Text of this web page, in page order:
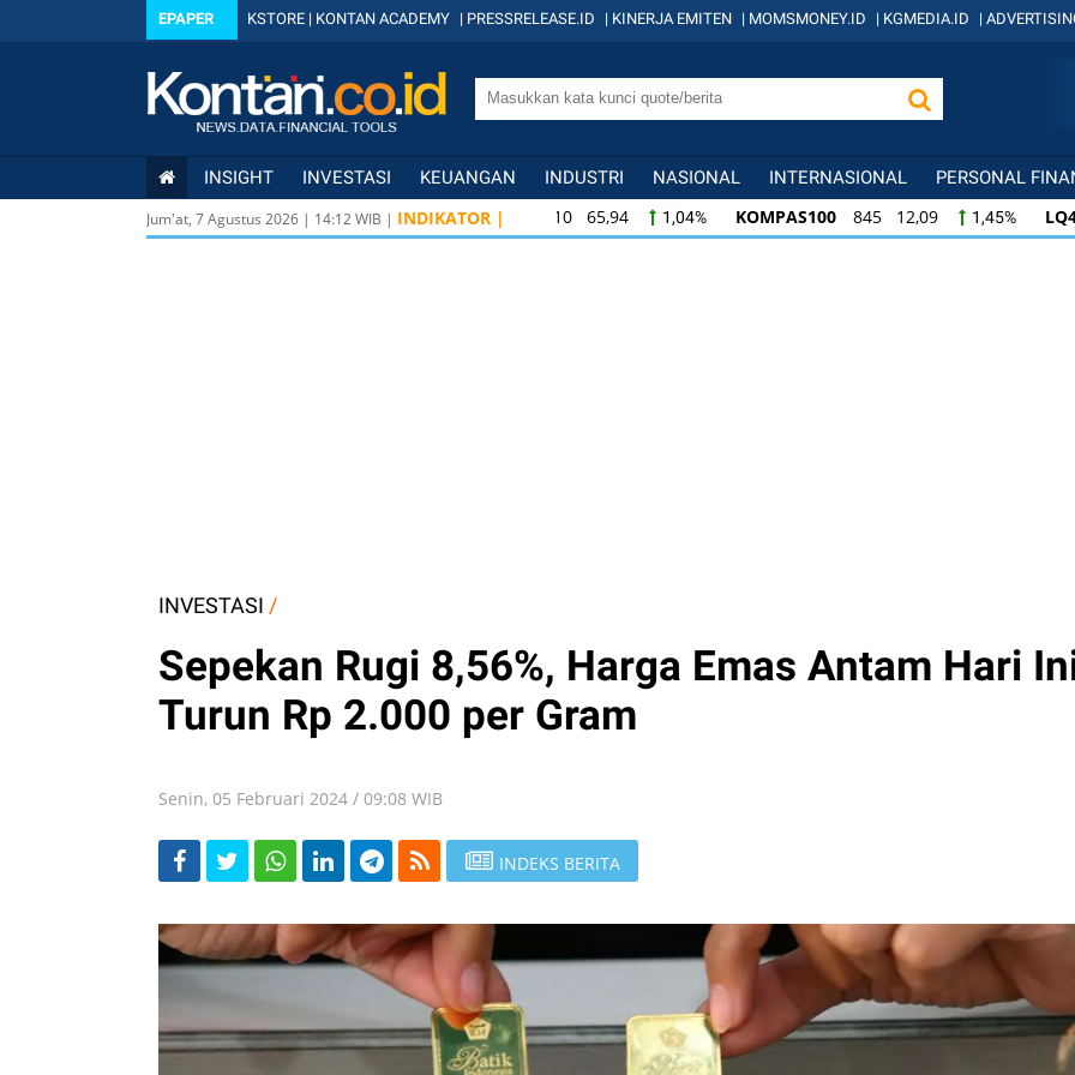
EPAPER KSTORE | KONTAN ACADEMY | PRESSRELEASE.ID | KINERJA EMITEN | MOMSMONEY.ID | KGMEDIA.ID |
INSIGHT INVESTASI KEUANGAN INDUSTRI NASIONAL INTERNASIONAL PERSONAL
Jum'at, 7 Agustus 2026 | 14:12WIB | INDIKATOR |
IDX 6.410 65,94 1,04% KOMPAS100 845 12,09 1,45% LQ45
640 9,44
KOMPAS100
845 12,09 1,45% LQ45 640 9,44 1,50% ISSI 222 2,82
INVESTASI /
Sepekan Rugi 8,56%, Harga Emas Antam Hari
Turun Rp 2.000 per Gram
Senin, 05 Februari 2024 / 09:08 WIB
INDEKS BERITA